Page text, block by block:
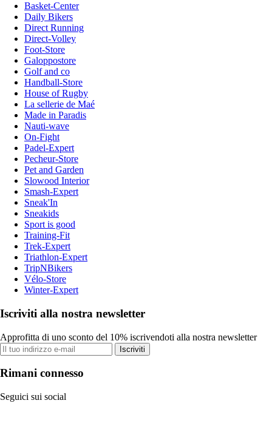
Basket-Center
Daily Bikers
Direct Running
Direct-Volley
Foot-Store
Galoppostore
Golf and co
Handball-Store
House of Rugby
La sellerie de Maé
Made in Paradis
Nauti-wave
On-Fight
Padel-Expert
Pecheur-Store
Pet and Garden
Slowood Interior
Smash-Expert
Sneak'In
Sneakids
Sport is good
Training-Fit
Trek-Expert
Triathlon-Expert
TripNBikers
Vélo-Store
Winter-Expert
Iscriviti alla nostra newsletter
Approfitta di uno sconto del 10% iscrivendoti alla nostra newsletter
Iscriviti
Rimani connesso
Seguici sui social